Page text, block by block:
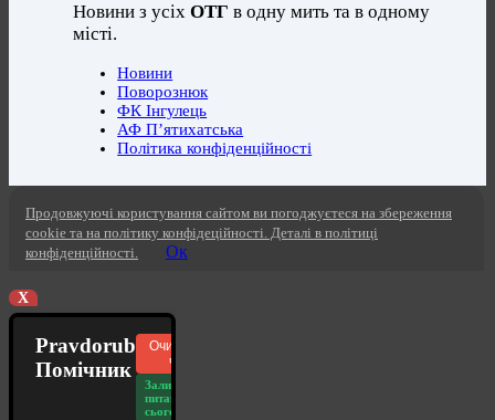
Новини з усіхОТГ в одну мить та в одному
місті.
Новини
Поворознюк
ФК Інгулець
АФ П’ятихатська
Політика конфіденційності
Продовжуючі користування сайтом ви погоджуєтеся на збереження
cookie та на політику конфідеційності. Деталі в політиці
конфіденційності.
Ок
X
Pravdorub
Помічник
Очистити
чат
Залишилось
питань
сьогодні: 20